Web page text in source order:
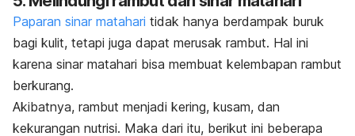
Paparan sinar matahari tidak hanya berdampak buruk
bagi kulit, tetapi juga dapat merusak rambut. Hal ini
karena sinar matahari bisa membuat kelembapan rambut
berkurang.
Akibatnya, rambut menjadi kering, kusam, dan
kekurangan nutrisi. Maka dari itu, berikut ini beberapa